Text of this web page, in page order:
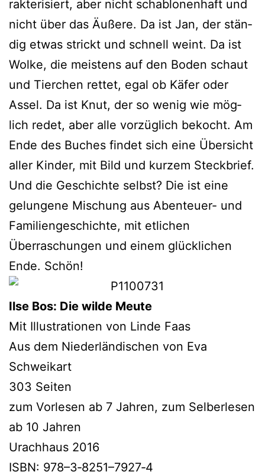
rak­te­ri­siert, aber nicht scha­blo­nen­haft und
nicht über das Äußere. Da ist Jan, der stän­
dig etwas strickt und schnell weint. Da ist
Wolke, die meis­tens auf den Boden schaut
und Tierchen ret­tet, egal ob Käfer oder
Assel. Da ist Knut, der so wenig wie mög­
lich redet, aber alle vor­züg­lich bekocht. Am
Ende des Buches fin­det sich eine Übersicht
aller Kinder, mit Bild und kur­zem Steckbrief.
Und die Geschichte selbst? Die ist eine
gelun­ge­ne Mischung aus Abenteuer- und
Familiengeschichte, mit etli­chen
Überraschungen und einem glück­li­chen
Ende. Schön!
Ilse Bos: Die wil­de Meute
Mit Illustrationen von Linde Faas
Aus dem Niederländischen von Eva
Schweikart
303 Seiten
zum Vorlesen ab 7 Jahren, zum Selberlesen
ab 10 Jahren
Urachhaus 2016
ISBN: 978–3‑8251–7927‑4